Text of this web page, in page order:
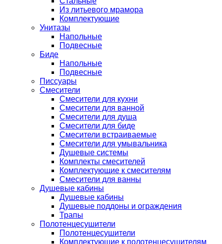
Из литьевого мрамора
Комплектующие
Унитазы
Напольные
Подвесные
Биде
Напольные
Подвесные
Писсуары
Смесители
Смесители для кухни
Смесители для ванной
Смесители для душа
Смесители для биде
Смесители встраиваемые
Смесители для умывальника
Душевые системы
Комплекты смесителей
Комплектующие к смесителям
Смесители для ванны
Душевые кабины
Душевые кабины
Душевые поддоны и ограждения
Трапы
Полотенцесушители
Полотенцесушители
Комплектующие к полотенцесушителям